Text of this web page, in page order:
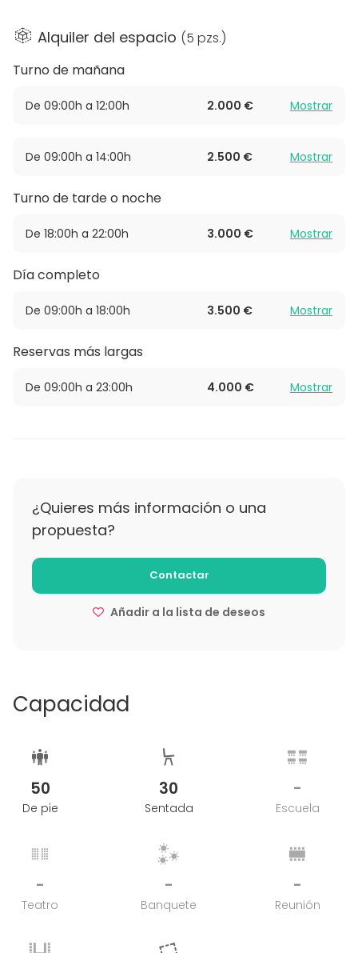
Alquiler del espacio (5 pzs.)
Turno de mañana
De 09:00h a 12:00h 2.000 € Mostrar
De 09:00h a 14:00h 2.500 € Mostrar
Turno de tarde o noche
De 18:00h a 22:00h 3.000 € Mostrar
Día completo
De 09:00h a 18:00h 3.500 € Mostrar
Reservas más largas
De 09:00h a 23:00h 4.000 € Mostrar
¿Quieres más información o una
propuesta?
Contactar
Añadir a la lista de deseos
Capacidad
50
De pie
30
Sentada
-
Escuela
-
Teatro
-
Banquete
-
Reunión